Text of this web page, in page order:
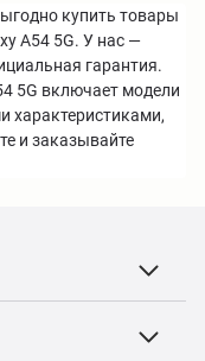
купить товары
A54 5G. У нас —
гарантия.
5G включает модели
характеристиками,
и заказывайте